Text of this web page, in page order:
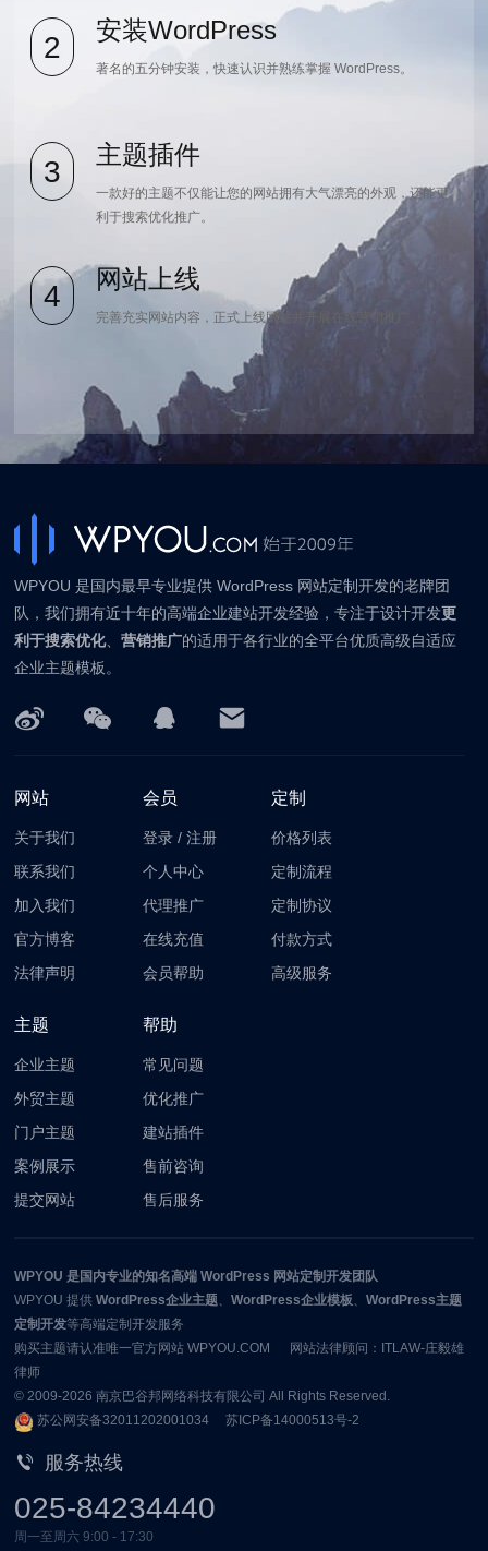
2
安装WordPress
著名的五分钟安装，快速认识并熟练掌握 WordPress。
3
主题插件
一款好的主题不仅能让您的网站拥有大气漂亮的外观，还能更
利于搜索优化推广。
4
网站上线
完善充实网站内容，正式上线网站并开展在线营销推广。
WPYOU 是国内最早专业提供 WordPress 网站定制开发的老牌团
队，我们拥有近十年的高端企业建站开发经验，专注于设计开发更
利于搜索优化、营销推广的适用于各行业的全平台优质高级自适应
企业主题模板。
网站
关于我们
联系我们
加入我们
官方博客
法律声明
会员
登录 /注册
个人中心
代理推广
在线充值
会员帮助
定制
价格列表
定制流程
定制协议
付款方式
高级服务
主题
企业主题
外贸主题
门户主题
案例展示
提交网站
帮助
常见问题
优化推广
建站插件
售前咨询
售后服务
WPYOU 是国内专业的知名高端 WordPress 网站定制开发团队
WPYOU 提供WordPress企业主题、WordPress企业模板、WordPress主题
定制开发等高端定制开发服务
购买主题请认准唯一官方网站 WPYOU.COM 网站法律顾问：ITLAW-庄毅雄
律师
© 2009-2026南京巴谷邦网络科技有限公司 All Rights Reserved.
苏公网安备32011202001034
苏ICP备14000513号-2
服务热线
025-84234440
周一至周六 9:00 - 17:30